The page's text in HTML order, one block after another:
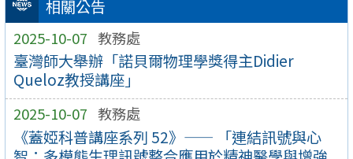
相關公告
2025-10-07 教務處
臺灣師大舉辦「諾貝爾物理學獎得主Didier
Queloz教授講座」
2025-10-07 教務處
《蓋婭科普講座系列 52》—— 「連結訊號與心